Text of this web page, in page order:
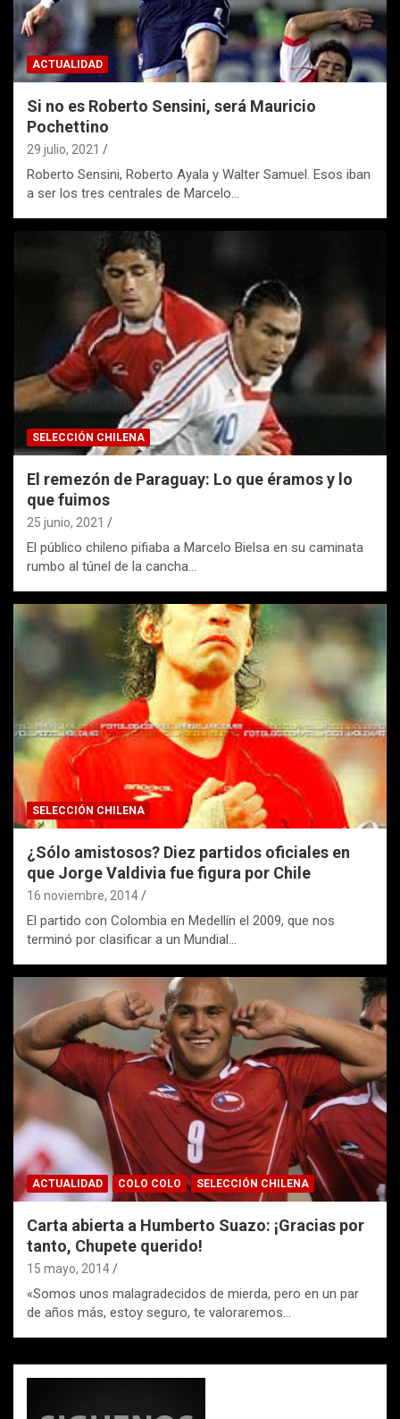
ACTUALIDAD
Si no es Roberto Sensini, será Mauricio
Pochettino
29 julio, 2021
Roberto Sensini, Roberto Ayala y Walter Samuel. Esos iban
a ser los tres centrales de Marcelo…
SELECCIÓN CHILENA
El remezón de Paraguay: Lo que éramos y lo
que fuimos
25 junio, 2021
El público chileno pifiaba a Marcelo Bielsa en su caminata
rumbo al túnel de la cancha…
SELECCIÓN CHILENA
¿Sólo amistosos? Diez partidos oficiales en
que Jorge Valdivia fue figura por Chile
16 noviembre, 2014
El partido con Colombia en Medellín el 2009, que nos
terminó por clasificar a un Mundial…
ACTUALIDAD COLO COLO SELECCIÓN CHILENA
Carta abierta a Humberto Suazo: ¡Gracias por
tanto, Chupete querido!
15 mayo, 2014
«Somos unos malagradecidos de mierda, pero en un par
de años más, estoy seguro, te valoraremos…